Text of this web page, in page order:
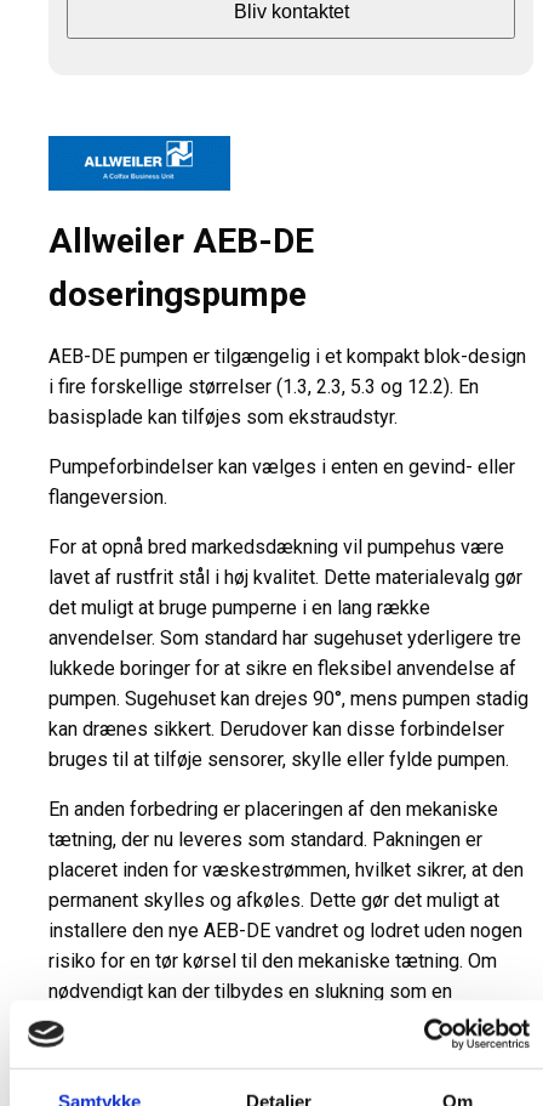
Samtykke Detaljer Om
Bliv kontaktet
Allweiler AEB-DE
doseringspumpe
AEB-DE pumpen er tilgængelig i et kompakt blok-design
i fire forskellige størrelser (1.3, 2.3, 5.3 og 12.2). En
basisplade kan tilføjes som ekstraudstyr.
Pumpeforbindelser kan vælges i enten en gevind- eller
flangeversion.
For at opnå bred markedsdækning vil pumpehus være
lavet af rustfrit stål i høj kvalitet. Dette materialevalg gør
det muligt at bruge pumperne i en lang række
anvendelser. Som standard har sugehuset yderligere tre
lukkede boringer for at sikre en fleksibel anvendelse af
pumpen. Sugehuset kan drejes 90°, mens pumpen stadig
kan drænes sikkert. Derudover kan disse forbindelser
bruges til at tilføje sensorer, skylle eller fylde pumpen.
En anden forbedring er placeringen af den mekaniske
tætning, der nu leveres som standard. Pakningen er
placeret inden for væskestrømmen, hvilket sikrer, at den
permanent skylles og afkøles. Dette gør det muligt at
installere den nye AEB-DE vandret og lodret uden nogen
risiko for en tør kørsel til den mekaniske tætning. Om
nødvendigt kan der tilbydes en slukning som en
mulighed for forseglingen eller alternativt kan pumpen
udstyres med en pakning af kirtler.